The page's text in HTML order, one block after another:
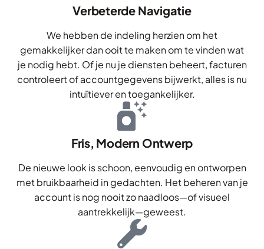
Verbeterde Navigatie
We hebben de indeling herzien om het
gemakkelijker dan ooit te maken om te vinden wat
je nodig hebt. Of je nu je diensten beheert, facturen
controleert of accountgegevens bijwerkt, alles is nu
intuïtiever en toegankelijker.
Fris, Modern Ontwerp
De nieuwe look is schoon, eenvoudig en ontworpen
met bruikbaarheid in gedachten. Het beheren van je
account is nog nooit zo naadloos—of visueel
aantrekkelijk—geweest.